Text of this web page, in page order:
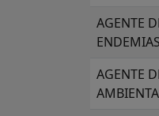
AGENTE
ENDEMIAS
AGENTE